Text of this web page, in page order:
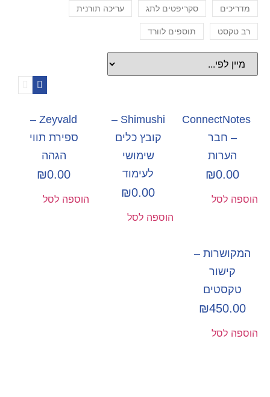
מדריכים סקריפטים לתג עריכה תורנית
רב טקסט תוספים לוורד
ConnectNotes
– חבר
הערות
₪0.00
הוספה לסל
Shimushi –
קובץ כלים
שימושי
לעימוד
₪0.00
הוספה לסל
Zeyvald –
ספירת תווי
הגהה
₪0.00
הוספה לסל
המקושרות –
קישור
טקסטים
₪450.00
הוספה לסל